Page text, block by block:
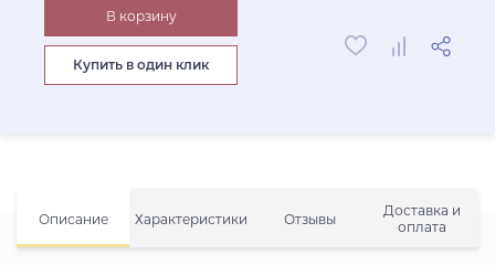
Описание Характеристики Отзывы
Доставка и
оплата
В корзину
Купить в один клик